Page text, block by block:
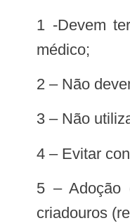
1 -Devem ter a sua gestação acompanhada em consultas pré-natal, realizando todos os exames recomendados pelo seu
médico;
2 – Não
3 – Não
4 – Evitar
5 – Adoção de medidas que possam reduzir a presença de mosquitos transmissores de doenças, com a eliminação de
criadouros